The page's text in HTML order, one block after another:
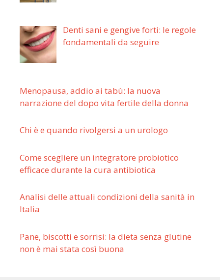
Denti sani e gengive forti: le regole
fondamentali da seguire
Menopausa, addio ai tabù: la nuova
narrazione del dopo vita fertile della donna
Chi è e quando rivolgersi a un urologo
Come scegliere un integratore probiotico
efficace durante la cura antibiotica
Analisi delle attuali condizioni della sanità in
Italia
Pane, biscotti e sorrisi: la dieta senza glutine
non è mai stata così buona